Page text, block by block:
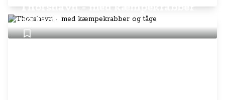
Thorshavn - med kæmpekrabber
og tåge